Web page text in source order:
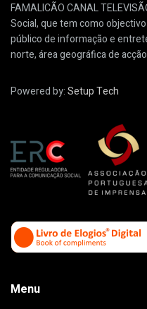
FAMALICÃO CANAL
Social, que tem como
público de informação e
norte, área geográfica de
Powered by:Setup Tech
Menu